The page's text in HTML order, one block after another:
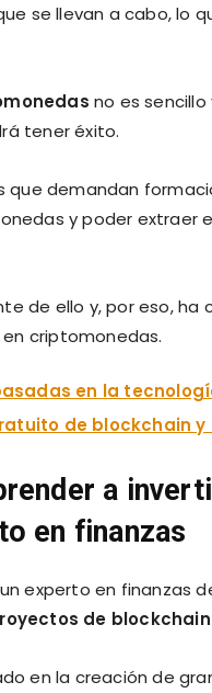
se llevan a cabo, lo
no es
tener éxito.
que demandan
y poder extraer
de ello y, por eso, ha
criptomonedas.
en la
de blockchain
a
en finanzas
experto en finanzas
de
en la creación de